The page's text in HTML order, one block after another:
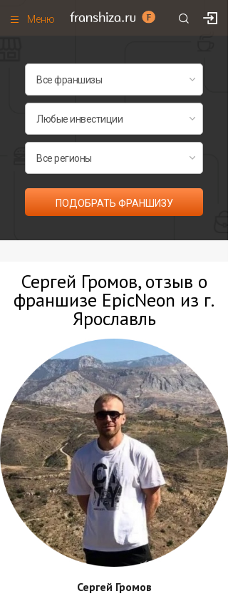
Меню
Франшизы по категориям
ПОДОБРАТЬ ФРАНШИЗУ
Сергей Громов, отзыв о
франшизе EpicNeon из г.
Ярославль
Сергей Громов